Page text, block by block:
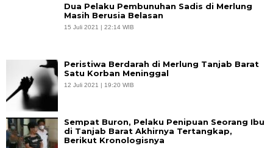
Dua Pelaku Pembunuhan Sadis di Merlung
Masih Berusia Belasan
15 Juli 2021 | 22:14 WIB
Peristiwa Berdarah di Merlung Tanjab Barat
Satu Korban Meninggal
12 Juli 2021 | 19:20 WIB
Sempat Buron, Pelaku Penipuan Seorang Ibu
di Tanjab Barat Akhirnya Tertangkap,
Berikut Kronologisnya